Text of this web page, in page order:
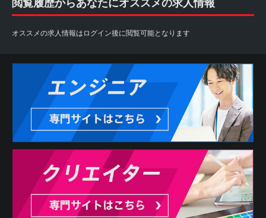
閲覧履歴からあなたにオススメの求人情報
オススメの求人情報はログイン後に閲覧可能となります